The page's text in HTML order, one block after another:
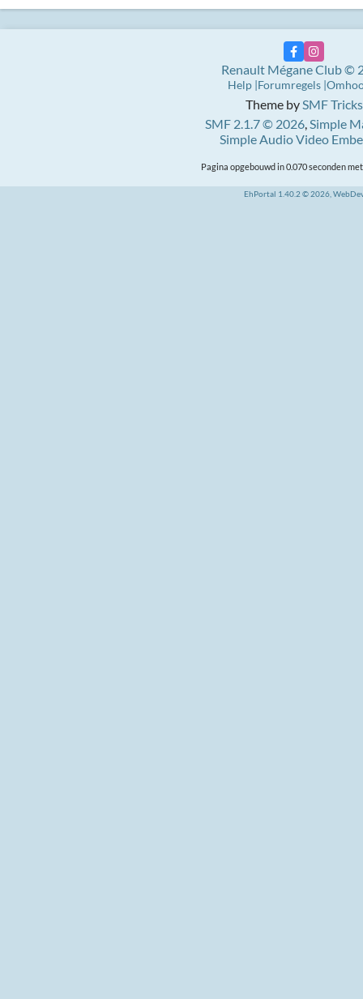
Theme bySMF Tricks
SMF 2.1.7 © 2026,Simple
Simple Audio Video
Renault Mégane Club ©
Help Forumregels
Pagina opgebouwd in 0.070 seconden
EhPortal 1.40.2 © 2026,